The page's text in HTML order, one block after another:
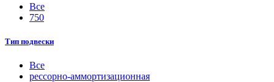
Все
750
Тип подвески
Все
рессорно-аммортизационная